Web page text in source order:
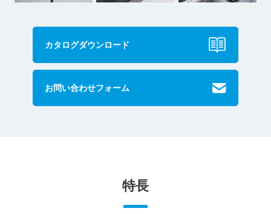
カタログダウンロード
お問い合わせフォーム
特長